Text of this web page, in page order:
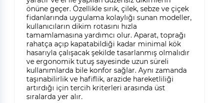
önüne geçer. Özellikle sırık, çilek, sebze ve çiçek
fidanlarında uygulama kolaylığı sunan modeller,
kullanıcıların dikim rotasını hızla
tamamlamasına yardımcı olur. Aparat, toprağı
rahatça açıp kapatabildiği kadar minimal kök
hasarıyla çalışacak şekilde tasarlanmış olmalıdır
ve ergonomik tutuş sayesinde uzun süreli
kullanımlarda bile konfor sağlar. Aynı zamanda
taşınabilirlik ve hafiflik, arazide hareketliliği
artırdığı için tercih kriterleri arasında üst
sıralarda yer alır.